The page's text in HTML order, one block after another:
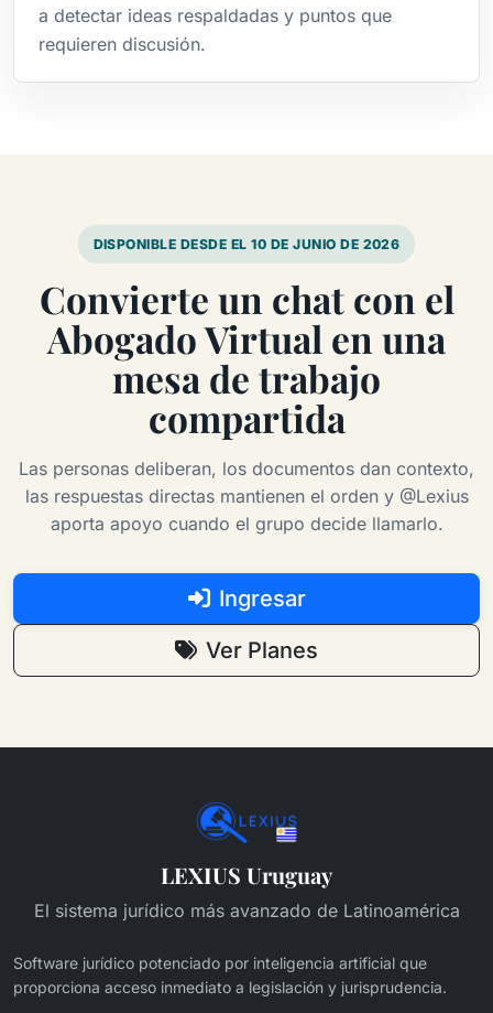
a detectar ideas respaldadas y puntos que
requieren discusión.
DISPONIBLE DESDE EL 10 DE JUNIO DE 2026
Convierte un chat con el
Abogado Virtual en una
mesa de trabajo
compartida
Las personas deliberan, los documentos dan contexto,
las respuestas directas mantienen el orden y @Lexius
aporta apoyo cuando el grupo decide llamarlo.
Ingresar
Ver Planes
LEXIUS Uruguay
El sistema jurídico más avanzado de Latinoamérica
Software jurídico potenciado por inteligencia artificial que
proporciona acceso inmediato a legislación y jurisprudencia.